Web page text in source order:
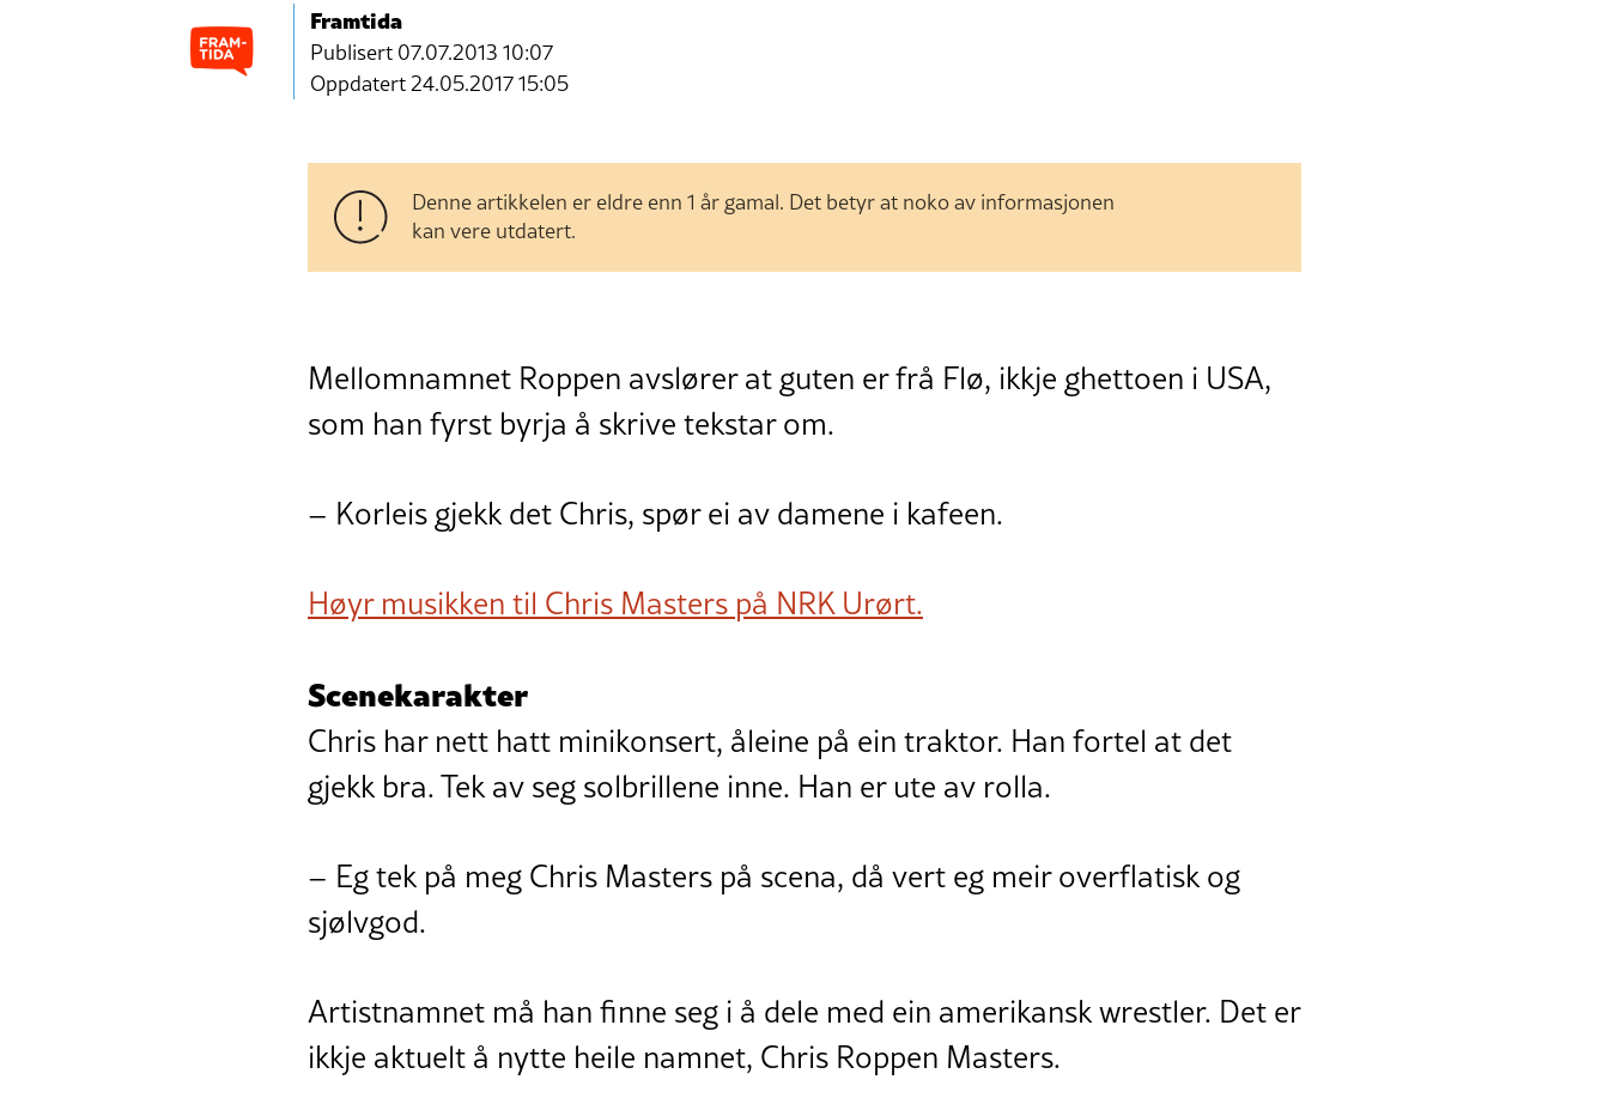
Framtida
Publisert 07.07.2013 10:07
Oppdatert 24.05.2017 15:05
Denne artikkelen er eldre enn 1 år gamal. Det betyr at noko av informasjonen
kan vere utdatert.
Mellomnamnet Roppen avslører at guten er frå Flø, ikkje ghettoen i USA,
som han fyrst byrja å skrive tekstar om.
– Korleis gjekk det Chris, spør ei av damene i kafeen.
Høyr musikken til Chris Masters på NRK Urørt.
Scenekarakter
Chris har nett hatt minikonsert, åleine på ein traktor. Han fortel at det
gjekk bra. Tek av seg solbrillene inne. Han er ute av rolla.
– Eg tek på meg Chris Masters på scena, då vert eg meir overflatisk og
sjølvgod.
Artistnamnet må han finne seg i å dele med ein amerikansk wrestler. Det er
ikkje aktuelt å nytte heile namnet, Chris Roppen Masters.